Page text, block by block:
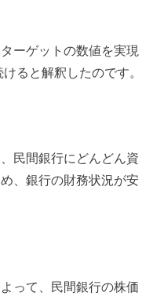
ーゲットの数値を実現
ると解釈したのです。
民間銀行にどんどん資
、銀行の財務状況が安
って、民間銀行の株価